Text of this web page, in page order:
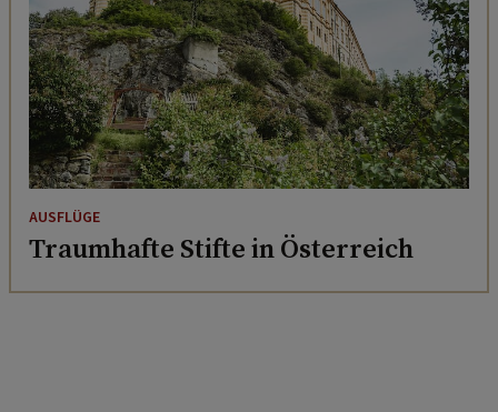
AUSFLÜGE
Traumhafte Stifte in Österreich